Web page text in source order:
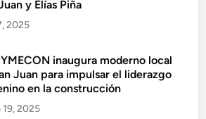
y Elías Piña
2025
inaugura moderno local
Juan para impulsar el liderazgo
en la construcción
19, 2025